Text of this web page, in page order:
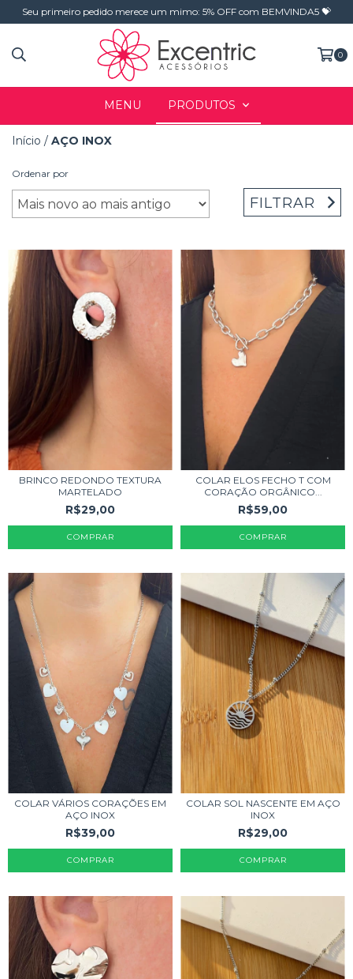
Seu primeiro pedido merece um mimo: 5% OFF com BEMVINDA5 💝
0
MENU PRODUTOS
Início / AÇO INOX
Ordenar por
FILTRAR
BRINCO REDONDO TEXTURA
MARTELADO
R$29,00
COLAR ELOS FECHO T COM
CORAÇÃO ORGÂNICO...
R$59,00
COLAR VÁRIOS CORAÇÕES EM
AÇO INOX
R$39,00
COLAR SOL NASCENTE EM AÇO
INOX
R$29,00